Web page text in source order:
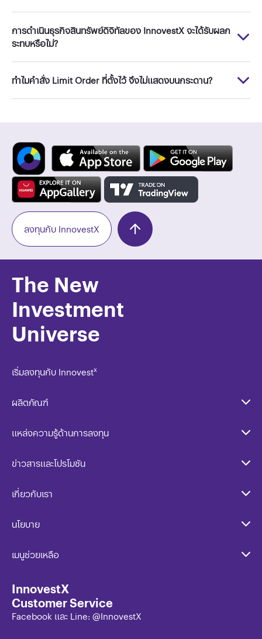
การดำเนินธุรกิจสินทรัพย์ดิจิทัลของ InnovestX จะได้รับผลก
ระทบหรือไม่?
ทำไมคำสั่ง Limit Order ที่ตั้งไว้ จึงไม่แสดงบนกระดาน?
ลงทุนกับ InnovestX
The New
Investment
Universe
เริ่มลงทุนกับ Innovestx
ผลิตภัณฑ์
แหล่งความรู้ด้านการลงทุน
ข่าวสารและโปรโมชัน
เกี่ยวกับเรา
นโยบาย​
เมนูช่วยเหลือ
InnovestX
Customer Service
Facebook และ Line: @InnovestX